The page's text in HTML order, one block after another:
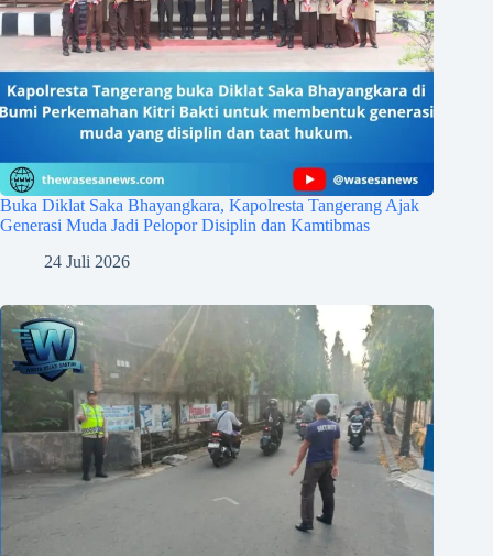
Buka Diklat Saka Bhayangkara, Kapolresta Tangerang Ajak
Generasi Muda Jadi Pelopor Disiplin dan Kamtibmas
24 Juli 2026